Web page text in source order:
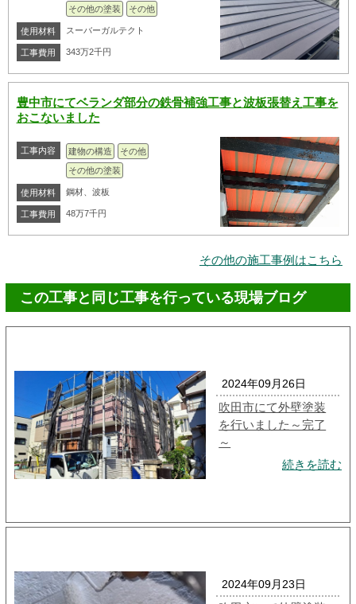
その他の塗装
その他
使用材料 スーバーガルテクト
工事費用 343万2千円
豊中市にてベランダ部分の鉄骨補強工事と波板張替え工事を
おこないました
工事内容 建物の構造
その他
その他の塗装
使用材料 鋼材、波板
工事費用 48万7千円
その他の施工事例はこちら
この工事と同じ工事を行っている現場ブログ
2024年09月26日
吹田市にて外壁塗装
を行いました～完了
～
続きを読む
2024年09月23日